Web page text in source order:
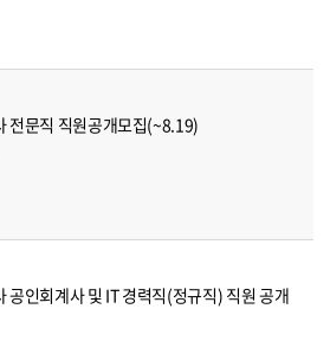
전문직 직원공개모집(~8.19)
공인회계사 및 IT 경력직(정규직) 직원 공개